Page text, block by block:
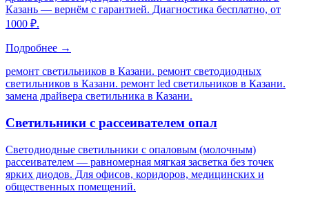
Казань — вернём с гарантией. Диагностика бесплатно, от
1000 ₽.
Подробнее →
ремонт светильников в Казани. ремонт светодиодных
светильников в Казани. ремонт led светильников в Казани.
замена драйвера светильника в Казани.
Светильники с рассеивателем опал
Светодиодные светильники с опаловым (молочным)
рассеивателем — равномерная мягкая засветка без точек
ярких диодов. Для офисов, коридоров, медицинских и
общественных помещений.